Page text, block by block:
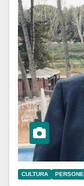
CULTURA PERSONE